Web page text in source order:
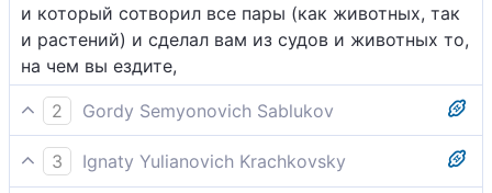
и который сотворил все пары (как животных, так
и растений) и сделал вам из судов и животных то,
на чем вы ездите,
2
Gordy Semyonovich Sablukov
Он сотворил все четами; устроил для вас корабли
и скот тем, на чем вы ездите,
3
Ignaty Yulianovich Krachkovsky